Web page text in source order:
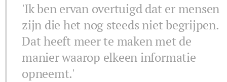
'Ik ben ervan overtuigd dat er mensen
zijn die het nog steeds niet begrijpen.
Dat heeft meer te maken met de
manier waarop elkeen informatie
opneemt.'